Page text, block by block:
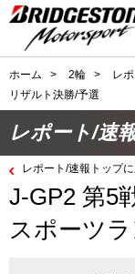
ホーム > 2輪 > レ
リザルト決勝/予選
レポート/速
レポート/速報トップ
J-GP2 第5
スポーツ